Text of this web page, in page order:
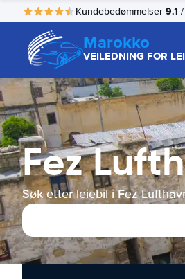
Kundebedømmelser 9.1 /
Marokko
VEILEDNING FOR
Fez
Søk etter leiebil i Fez